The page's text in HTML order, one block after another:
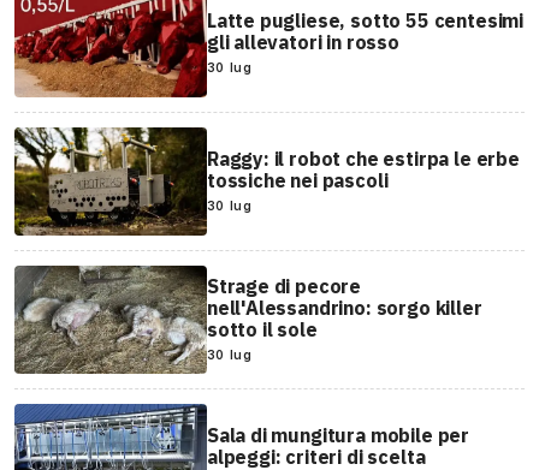
Latte pugliese, sotto 55 centesimi
gli allevatori in rosso
30 lug
Raggy: il robot che estirpa le erbe
tossiche nei pascoli
30 lug
Strage di pecore
nell'Alessandrino: sorgo killer
sotto il sole
30 lug
Sala di mungitura mobile per
alpeggi: criteri di scelta